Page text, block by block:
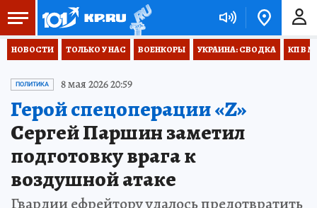
НОВОСТИ ТОЛЬКО У НАС ВОЕНКОРЫ УКРАИНА: СВОДКА КП В
ПОЛИТИКА 8 мая 2026 20:59
Герой спецоперации «Z»
Сергей Паршин заметил
подготовку врага к
воздушной атаке
Гвардии ефрейтору удалось предотвратить